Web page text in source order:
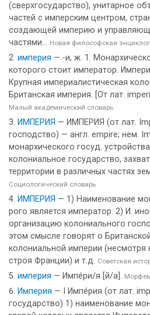
(сверхгосударство), унитарное
частей с имперским центром,
создающей империю и
частями... Новая философская
империя — -и, ж. 1.
которого стоит император.
Крупная империалистическая
Британская империя. [От лат.
Малый академический словарь
ИМПЕРИЯ — ИМПЕРИЯ (от лат.
господство) — англ. empire; нем.
монархического госуд.
колониальное государство,
территории в различных частях
Социологический словарь
ИМПЕРИЯ — 1) Наименование
рого является император. 2) И.
организацию колониального
этом смысле говорят о
колониальной империи (несмотря
строя Франции) и т.д. Советская
империя — Импе́ри/я [й/а].
Империя — I Импе́рия (от лат.
государство) 1) наименование